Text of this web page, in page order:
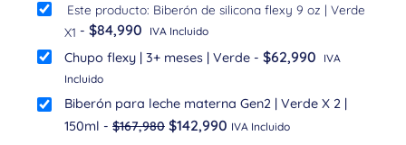
Este producto: Biberón de silicona flexy 9 oz | Verde
X1 - $84,990 IVA Incluido
Chupo flexy | 3+ meses | Verde - $62,990
IVA
Incluido
Biberón para leche materna Gen2 | Verde X 2 |
150ml - $167,980 $142,990 IVA Incluido